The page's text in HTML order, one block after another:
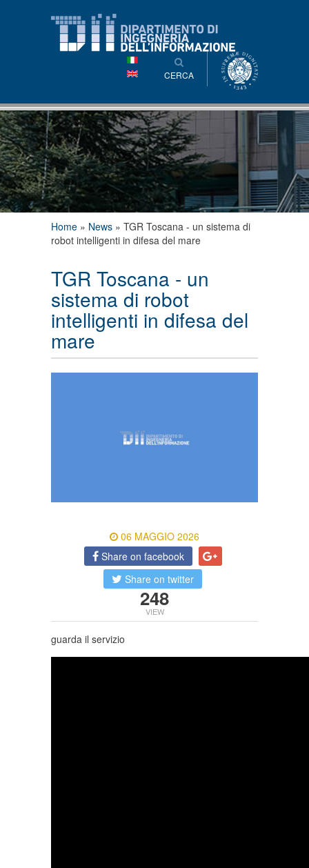
contenuto
principale
CERCA
Tu sei qui
Home » News » TGR Toscana - un sistema di
robot intelligenti in difesa del mare
TGR Toscana - un
sistema di robot
intelligenti in difesa del
mare
06 MAGGIO 2026
Share on facebook
Share on twitter
248
VIEW
guarda il servizio